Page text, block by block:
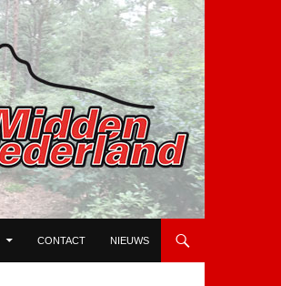
CONTACT NIEUWS